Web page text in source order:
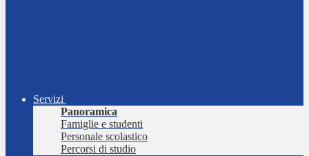
Servizi
Panoramica
Famiglie e studenti
Personale scolastico
Percorsi di studio